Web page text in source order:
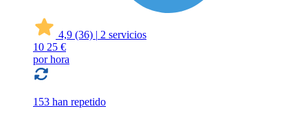
4,9 (36) | 2 servicios
10 25 €
por hora
153 han repetido